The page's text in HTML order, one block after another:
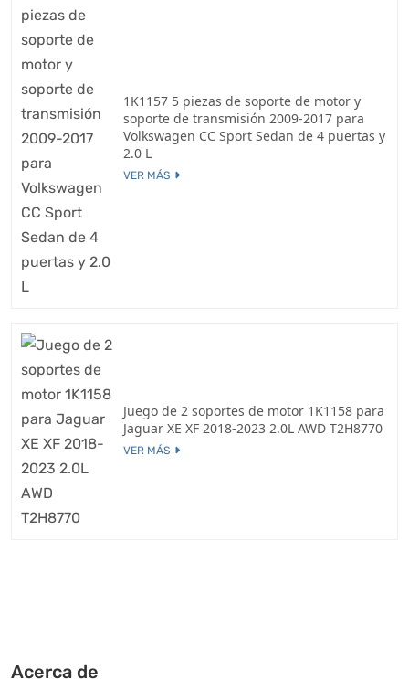
1K1157 5 piezas de soporte de motor y
soporte de transmisión 2009-2017 para
Volkswagen CC Sport Sedan de 4 puertas y
2.0 L
VER MÁS
Juego de 2 soportes de motor 1K1158 para
Jaguar XE XF 2018-2023 2.0L AWD T2H8770
VER MÁS
Acerca de